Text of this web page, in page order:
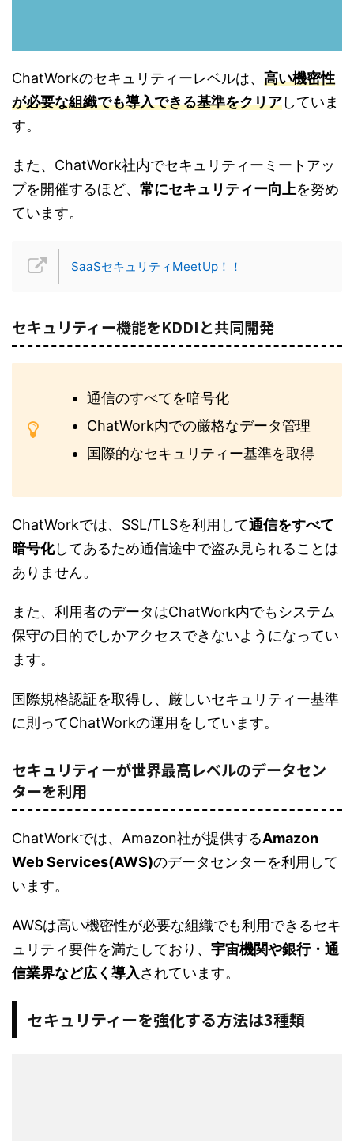
ChatWorkのセキュリティーレベルは、 高い機密性
が必要な組織でも導入できる基準をクリアしていま
す。
また、ChatWork社内でセキュリティーミートアッ
プを開催するほど、 常にセキュリティー向上を努め
ています。
SaaSセキュリティMeetUp！！
セキュリティー機能をKDDIと共同開発
通信のすべてを暗号化
ChatWork内での厳格なデータ管理
国際的なセキュリティー基準を取得
ChatWorkでは、SSL/TLSを利用して通信をすべて
暗号化してあるため通信途中で盗み見られることは
ありません。
また、利用者のデータはChatWork内でもシステム
保守の目的でしかアクセスできないようになってい
ます。
国際規格認証を取得し、厳しいセキュリティー基準
に則ってChatWorkの運用をしています。
セキュリティーが世界最高レベルのデータセン
ターを利用
ChatWorkでは、Amazon社が提供するAmazon
Web Services(AWS)のデータセンターを利用して
います。
AWSは高い機密性が必要な組織でも利用できるセキ
ュリティ要件を満たしており、 宇宙機関や銀行・通
信業界など広く導入されています。
セキュリティーを強化する方法は3種類